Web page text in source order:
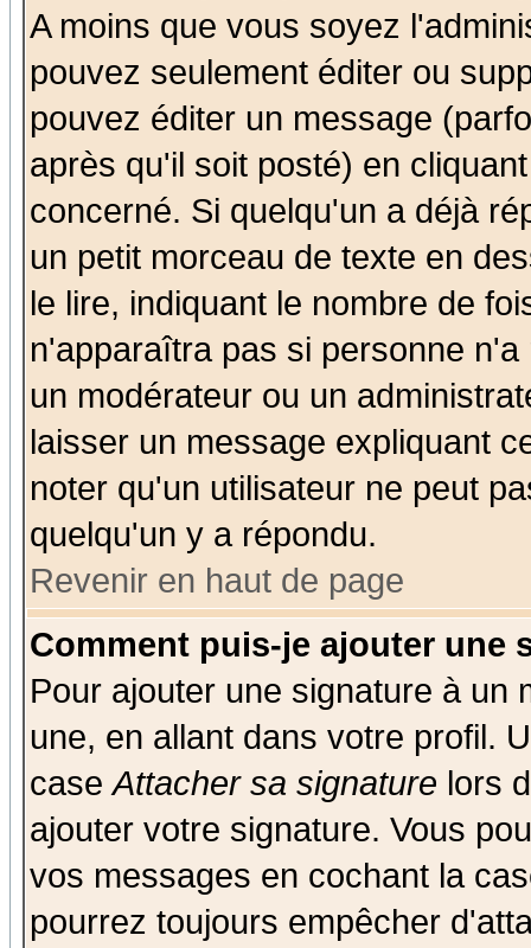
A moins que vous soyez
pouvez seulement éditer ou
pouvez éditer un message
après qu'il soit posté) en
concerné. Si quelqu'un a déjà
un petit morceau de texte en
le lire, indiquant le nombre de
n'apparaîtra pas si personne
un modérateur ou un
laisser un message expliquant
noter qu'un utilisateur ne peut
quelqu'un y a répondu.
Revenir en haut de page
Comment puis-je ajouter une
Pour ajouter une signature à un
une, en allant dans votre profil.
caseAttacher sa signature lors
ajouter votre signature. Vous
vos messages en cochant la
pourrez toujours empêcher